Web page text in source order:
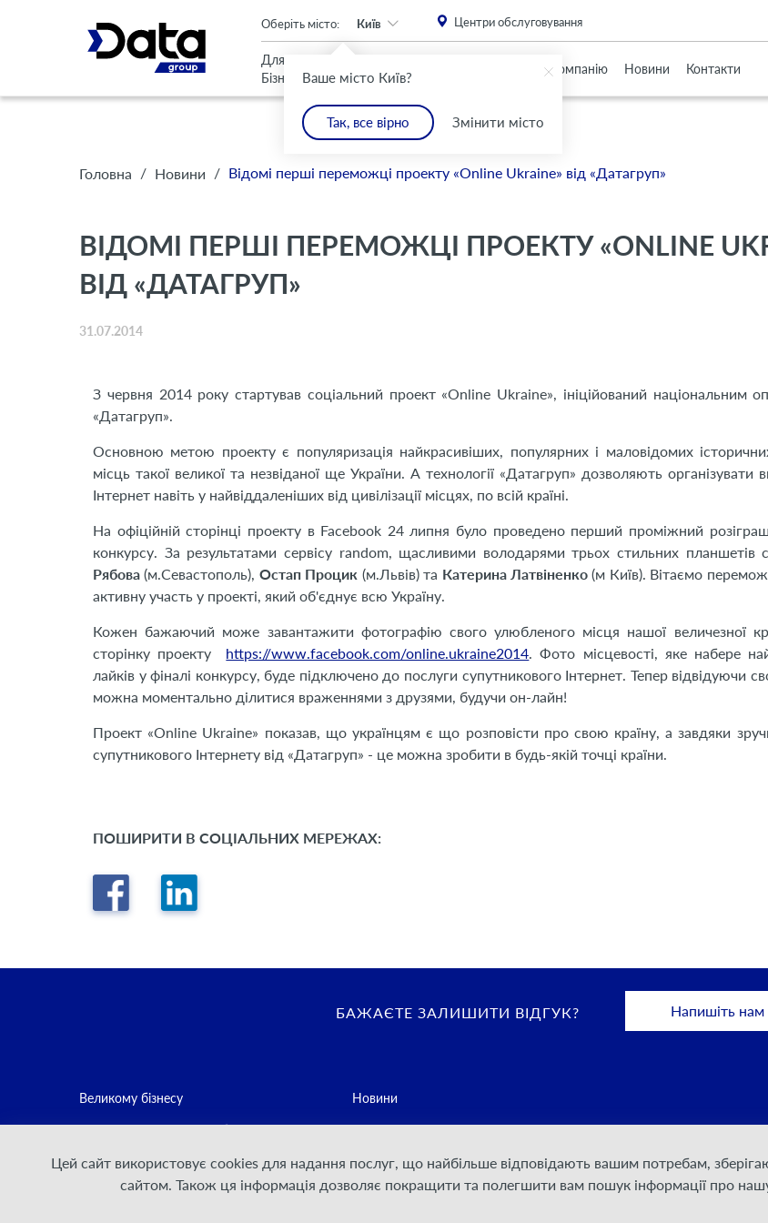
Ваше місто Київ?
Так, все вірно Змінити місто
Оберіть місто: Київ Центри обслуговування
Для
Бізнесу
Дому
Про Компанію Новини Контакти
Головна / Новини / Відомі перші переможці проекту «Online Ukraine» від «Датагруп»
ВІДОМІ ПЕРШІ ПЕРЕМОЖЦІ ПРОЕКТУ «ONLINE
ВІД «ДАТАГРУП»
31.07.2014
З червня 2014 року стартував соціальний проект «Online Ukraine», ініційований національним
«Датагруп».
Основною метою проекту є популяризація найкрасивіших, популярних і маловідомих
місць такої великої та незвіданої ще України. А технології «Датагруп» дозволяють організувати
Інтернет навіть у найвіддаленіших від цивілізації місцях, по всій країні.
На офіційній сторінці проекту в Facebook 24 липня було проведено перший проміжний
конкурсу. За результатами сервісу random, щасливими володарями трьох стильних планшетів
Рябова (м.Севастополь), Остап Процик (м.Львів) та Катерина Латвіненко (м Київ). Вітаємо
активну участь у проекті, який об'єднує всю Україну.
Кожен бажаючий може завантажити фотографію свого улюбленого місця нашої величезної
сторінку проекту
https://www.facebook.com/online.ukraine2014. Фото місцевості, яке набере
лайків у фіналі конкурсу, буде підключено до послуги супутникового Інтернет. Тепер відвідуючи
можна моментально ділитися враженнями з друзями, будучи он-лайн!
Проект «Online Ukraine» показав, що українцям є що розповісти про свою країну, а завдяки
супутникового Інтернету від «Датагруп» - це можна зробити в будь-якій точці країни.
ПОШИРИТИ В СОЦІАЛЬНИХ МЕРЕЖАХ:
БАЖАЄТЕ ЗАЛИШИТИ ВІДГУК? Напишіть нам
Великому бізнесу
Постачальникам послуг зв'язку
Для Дому
Новини
Політика конфіденційності
Умови надання послуг
Цей сайт використовує cookies для надання послуг, що найбільше відповідають вашим потребам,
сайтом. Також ця інформація дозволяє покращити та полегшити вам пошук інформації про
An important update (Chrome 143) is available for your browser. Please install this critical browser update